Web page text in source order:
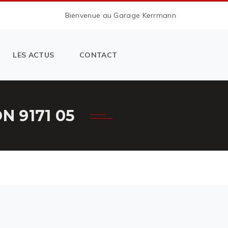
Bienvenue au Garage Kerrmann
LES ACTUS CONTACT
9171 05